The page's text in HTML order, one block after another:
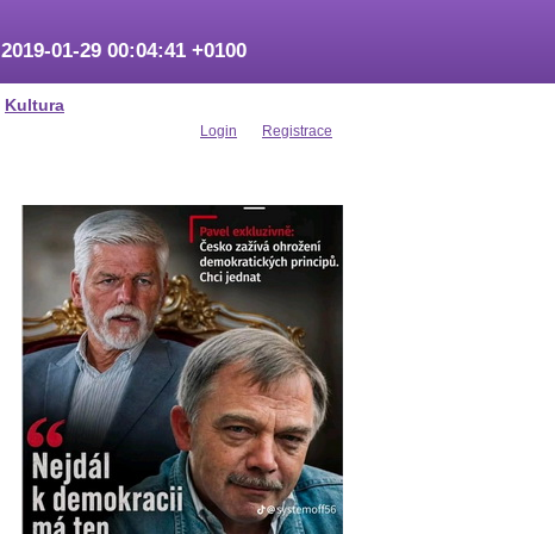
Kultura
2019-01-29 00:04:41 +0100
Login Registrace